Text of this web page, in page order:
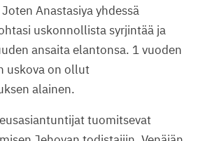
Anastasiya yhdessä
uskonnollista syrjintää ja
ansaita elantonsa. 1 vuoden
uskova on ollut
alainen.
tuomitsevat